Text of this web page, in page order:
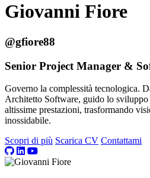
Giovanni Fiore
@gfiore88
Senior Project Manager &
Governo la complessità tecnologica.
Architetto Software, guido lo sviluppo
altissime prestazioni, trasformando
inossidabile.
Scopri di più Scarica CV Contattami